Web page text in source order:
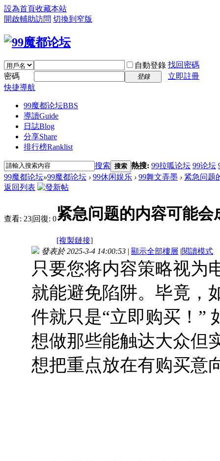
設為首頁收藏本站
開啟輔助訪問 切換到窄版
自動登錄 找回密碼
密碼
登錄
立即註冊
快捷導航
99魔都论坛BBS
導讀Guide
日誌Blog
分享Share
排行榜Ranklist
搜索 搜索 熱搜: 99拉呱论坛 99论坛
99魔都论坛»99魔都论坛 › 99休闲娱乐 › 99舞文弄墨 › 紧急问题
返回列表
查看: 23|回復: 0紧急问题的内容可能会
[複製鏈接]
發表於 2025-3-4 14:00:53 | 顯示全部樓層 |閱讀模式
只要您将内容策略视为
就能避免陷阱。毕竟，
件就只是“立即购买！”
想做那些能触达大众但
想把重点放在有购买意